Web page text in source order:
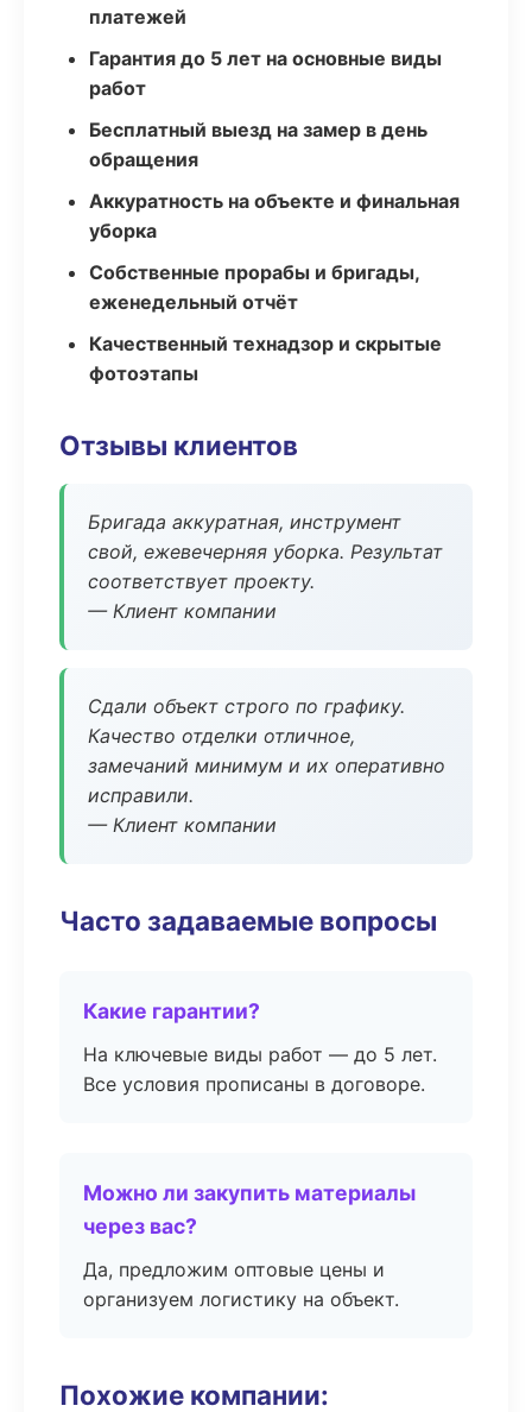
платежей
Гарантия до 5 лет на основные виды
работ
Бесплатный выезд на замер в день
обращения
Аккуратность на объекте и финальная
уборка
Собственные прорабы и бригады,
еженедельный отчёт
Качественный технадзор и скрытые
фотоэтапы
Отзывы клиентов
Бригада аккуратная, инструмент
свой, ежевечерняя уборка. Результат
соответствует проекту.
— Клиент компании
Сдали объект строго по графику.
Качество отделки отличное,
замечаний минимум и их оперативно
исправили.
— Клиент компании
Часто задаваемые вопросы
Какие гарантии?
На ключевые виды работ — до 5 лет.
Все условия прописаны в договоре.
Можно ли закупить материалы
через вас?
Да, предложим оптовые цены и
организуем логистику на объект.
Похожие компании: